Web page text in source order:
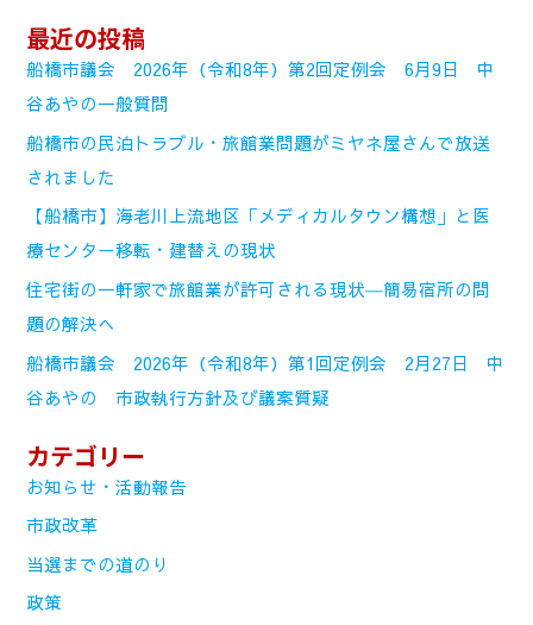
最近の投稿
船橋市議会 2026年（令和8年）第2回定例会 6月9日 中
谷あやの一般質問
船橋市の民泊トラブル・旅館業問題がミヤネ屋さんで放送
されました
【船橋市】海老川上流地区「メディカルタウン構想」と医
療センター移転・建替えの現状
住宅街の一軒家で旅館業が許可される現状―簡易宿所の問
題の解決へ
船橋市議会 2026年（令和8年）第1回定例会 2月27日 中
谷あやの 市政執行方針及び議案質疑
カテゴリー
お知らせ・活動報告
市政改革
当選までの道のり
政策